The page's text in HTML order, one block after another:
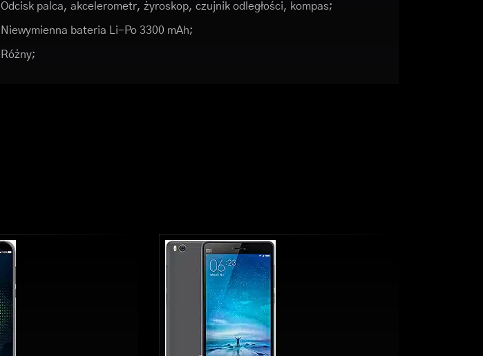
Odcisk palca, akcelerometr, żyroskop, czujnik odległości, kompas;
Niewymienna bateria Li-Po 3300 mAh;
Różny;